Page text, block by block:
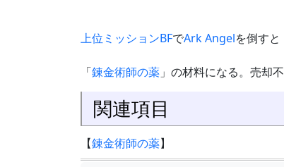
上位ミッションBFでArk Angelを倒すと
「錬金術師の薬 」の材料になる。売却不
関連項目
【錬金術師の薬】